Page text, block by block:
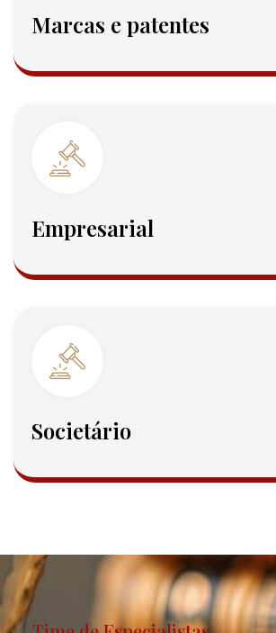
Marcas e patentes
Empresarial
Societário